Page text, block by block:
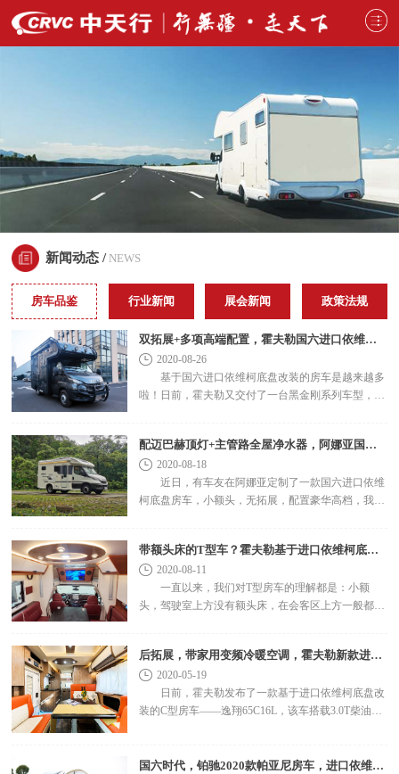
新闻动态 / NEWS
房车品鉴 行业新闻 展会新闻 政策法规
双拓展+多项高端配置，霍夫勒国六进口依维柯房车
2020-08-26
基于国六进口依维柯底盘改装的房车是越来越多
啦！日前，霍夫勒又交付了一台黑金刚系列车型，同
配迈巴赫顶灯+主管路全屋净水器，阿娜亚国六进口依维柯房车
2020-08-18
近日，有车友在阿娜亚定制了一款国六进口依维
柯底盘房车，小额头，无拓展，配置豪华高档，我们
带额头床的T型车？霍夫勒基于进口依维柯底盘定制改装！
2020-08-11
一直以来，我们对T型房车的理解都是：小额
头，驾驶室上方没有额头床，在会客区上方一般都会
后拓展，带家用变频冷暖空调，霍夫勒新款进口依维柯C型房车上市！
2020-05-19
日前，霍夫勒发布了一款基于进口依维柯底盘改
装的C型房车——逸翔65C16L，该车搭载3.0T柴油发
国六时代，铂驰2020款帕亚尼房车，进口依维柯底盘改装！